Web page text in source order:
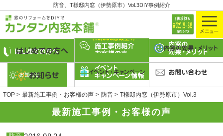
防音、T様邸内窓（伊勢原市）Vol.3DIY事例紹介
最新施工事例・お客様の声
TOP 最新施工事例・お客様の声 防音 T様邸内窓（伊勢原市）Vol.3